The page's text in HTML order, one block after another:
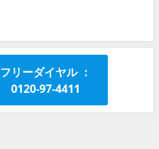
フリーダイヤル ：
0120-97-4411